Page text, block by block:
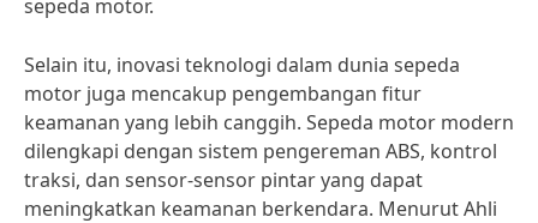
sepeda motor.
Selain itu, inovasi teknologi dalam dunia sepeda
motor juga mencakup pengembangan fitur
keamanan yang lebih canggih. Sepeda motor modern
dilengkapi dengan sistem pengereman ABS, kontrol
traksi, dan sensor-sensor pintar yang dapat
meningkatkan keamanan berkendara. Menurut Ahli